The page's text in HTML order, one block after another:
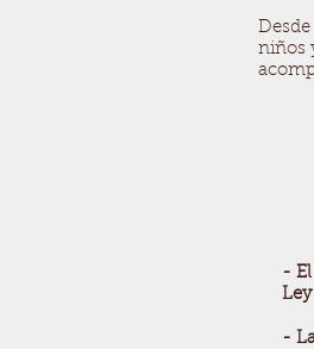
niños
-
Ley
-